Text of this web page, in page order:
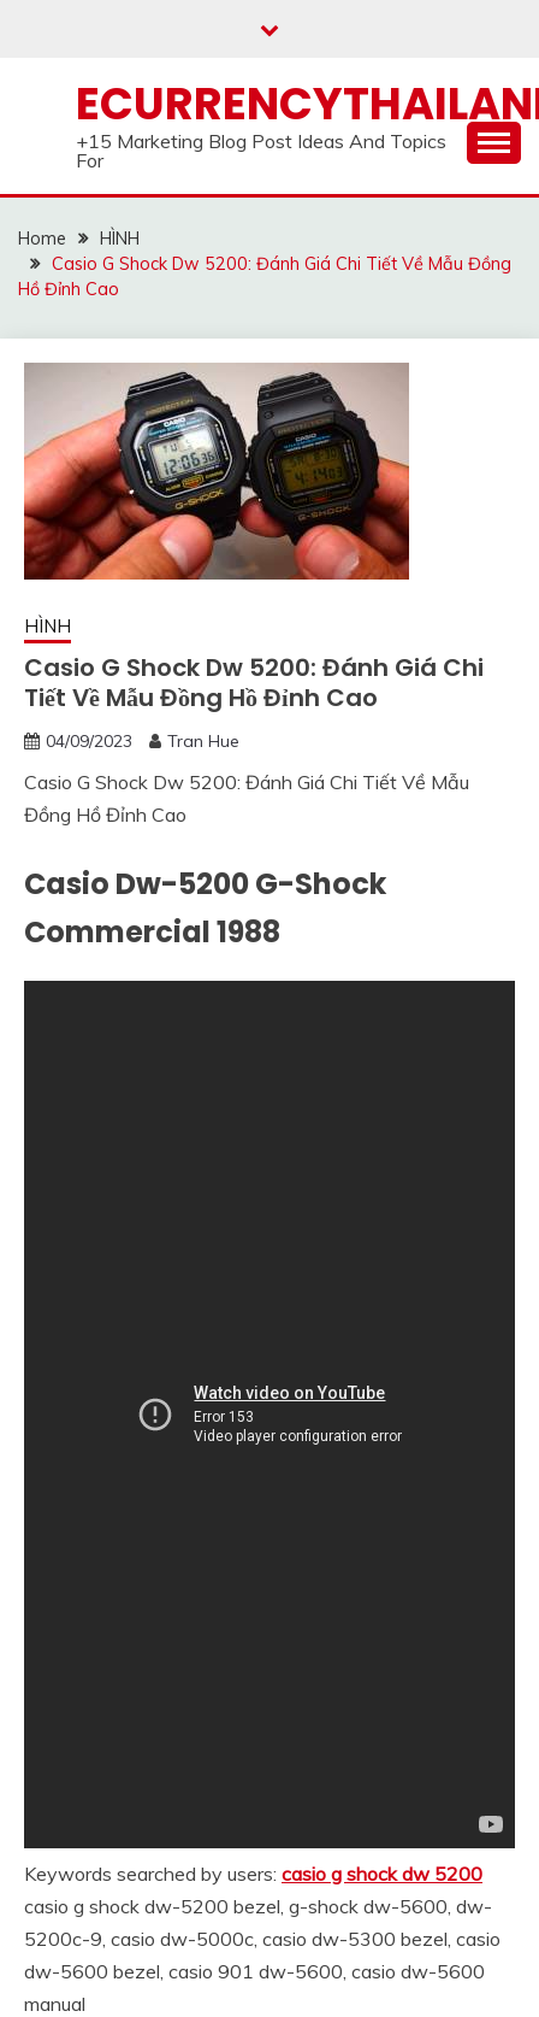
+15 Marketing Blog Post Ideas And Topics
For
Home
HÌNH
Casio G Shock Dw 5200: Đánh Giá Chi Tiết Về Mẫu Đồng
Hồ Đỉnh Cao
HÌNH
Casio G Shock Dw 5200: Đánh Giá Chi
Tiết Về Mẫu Đồng Hồ Đỉnh Cao
04/09/2023 Tran Hue
Casio G Shock Dw 5200: Đánh Giá Chi Tiết Về Mẫu
Đồng Hồ Đỉnh Cao
Casio Dw-5200 G-Shock
Commercial 1988
Keywords searched by users: casio g shock dw 5200
casio g shock dw-5200 bezel, g-shock dw-5600, dw-
5200c-9, casio dw-5000c, casio dw-5300 bezel, casio
dw-5600 bezel, casio 901 dw-5600, casio dw-5600
manual